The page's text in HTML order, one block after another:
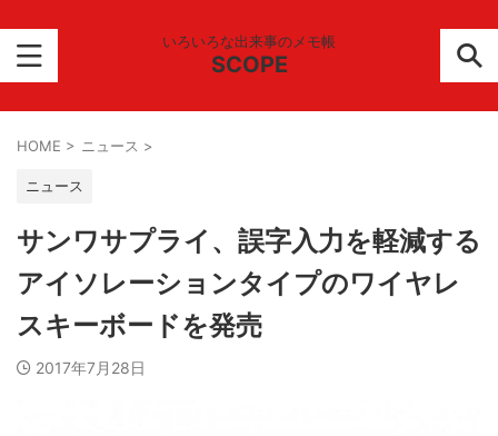
いろいろな出来事のメモ帳
SCOPE
HOME > ニュース >
ニュース
サンワサプライ、誤字入力を軽減する
アイソレーションタイプのワイヤレ
スキーボードを発売
2017年7月28日